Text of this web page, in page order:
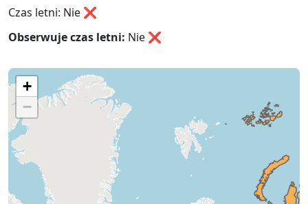
Czas letni: Nie ❌
Obserwuje czas letni: Nie ❌
+
−